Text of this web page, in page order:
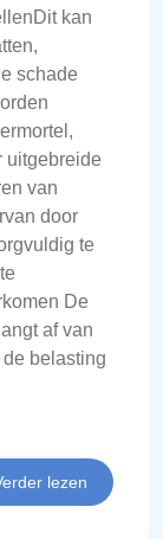
kan
schade
uitgebreide
van
door
te
De
af van
belasting
lezen